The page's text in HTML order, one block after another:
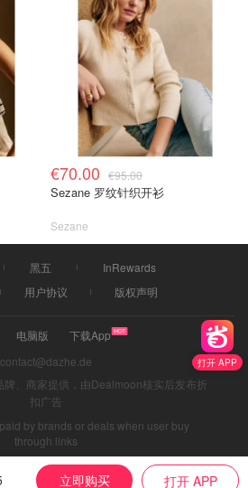
打开 APP
立即购买 打开 APP
€70.00 €95.00
Sezane 罗纹针织开衫
Sezane
黑五
InRewards
用户协议 版权声明
电脑版
下载App
contact@dazhe.de
牌、商家提供，由Dealmoon核实后发布折
扣广告
by brands or deals when user buy
through links